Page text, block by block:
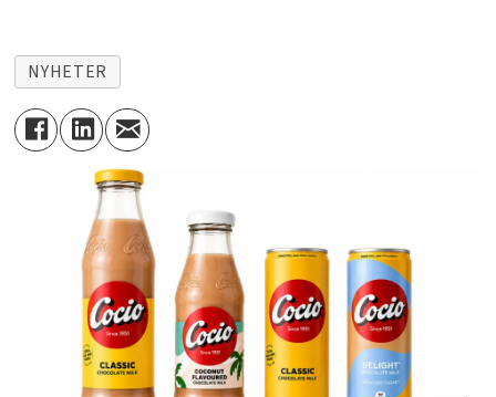
NYHETER